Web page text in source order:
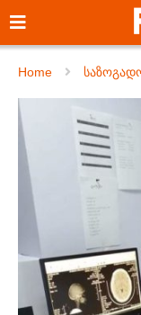
Home